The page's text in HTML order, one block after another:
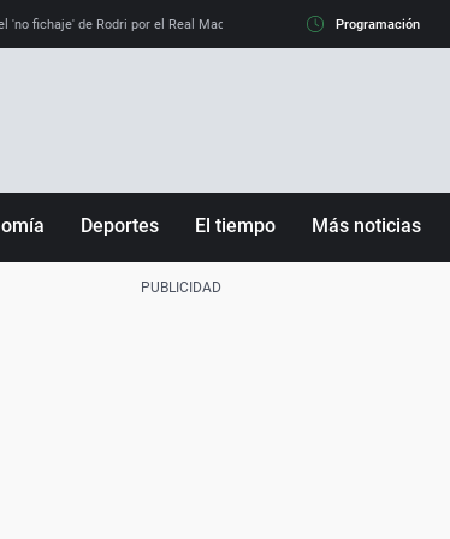
'no fichaje' de Rodri por el Real Madrid y su 'sí' al Barça La llamada
Programación
Deportes El tiempo Más noticias